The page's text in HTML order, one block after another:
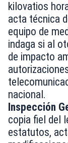
kilovatios
acta técnica
equipo de
indaga si al
de impacto
nacional.
Inspección
copia fiel del
estatutos,